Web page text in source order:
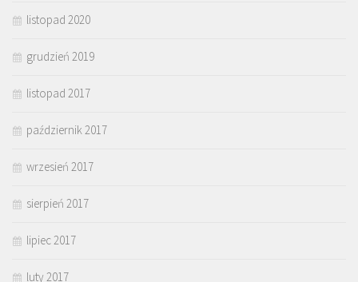
listopad 2020
grudzień 2019
listopad 2017
październik 2017
wrzesień 2017
sierpień 2017
lipiec 2017
luty 2017